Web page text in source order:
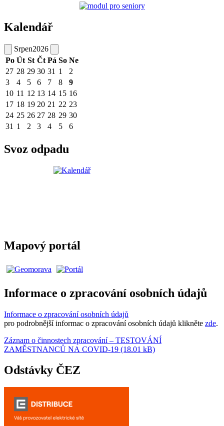
Kalendář
Srpen2026
Po Út St Čt Pá So Ne
27 28 29 30 31 1
2
3
4 5 6 7 8
9
10 11 12 13 14 15 16
17 18 19 20 21 22 23
24 25 26 27 28 29 30
31 1 2 3 4 5 6
Svoz odpadu
Mapový portál
Informace o zpracování osobních údajů
Informace o zpracování osobních údajů
pro podrobnější informac o zpracování osobních údajů klikněte zde.
Záznam o činnostech zpracování – TESTOVÁNÍ
ZAMĚSTNANCŮ NA COVID-19 (18.01 kB)
Odstávky ČEZ